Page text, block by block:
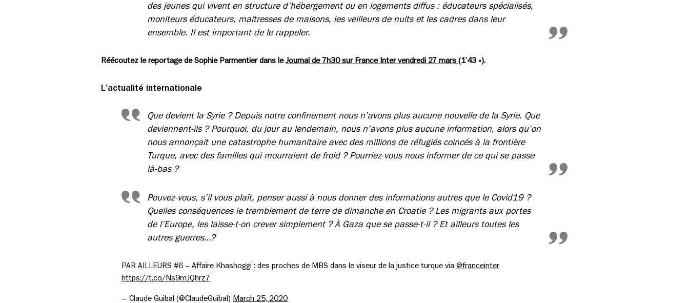
des jeunes qui vivent en structure d’hébergement ou en logements diffus : éducateurs spécialisés,
moniteurs éducateurs, maitresses de maisons, les veilleurs de nuits et les cadres dans leur
ensemble. Il est important de le rappeler.
Réécoutez le reportage de Sophie Parmentier dans leJournal de 7h30 sur France Inter vendredi 27 mars (1’43 »).
L’actualité internationale
Que devient la Syrie ? Depuis notre confinement nous n’avons plus aucune nouvelle de la Syrie. Que
deviennent-ils ? Pourquoi, du jour au lendemain, nous n’avons plus aucune information, alors qu’on
nous annonçait une catastrophe humanitaire avec des millions de réfugiés coincés à la frontière
Turque, avec des familles qui mourraient de froid ? Pourriez-vous nous informer de ce qui se passe
là-bas ?
Pouvez-vous, s’il vous plaît, penser aussi à nous donner des informations autres que le Covid19 ?
Quelles conséquences le tremblement de terre de dimanche en Croatie ? Les migrants aux portes
de l’Europe, les laisse-t-on crever simplement ? À Gaza que se passe-t-il ? Et ailleurs toutes les
autres guerres…?
PAR AILLEURS #6 – Affaire Khashoggi : des proches de MBS dans le viseur de la justice turque via @franceinter
https://t.co/Ns9mJQhrz7
— Claude Guibal (@ClaudeGuibal) March 25, 2020